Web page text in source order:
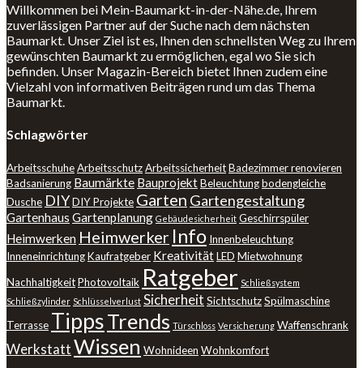
Willkommen bei Mein-Baumarkt-in-der-Nähe.de, Ihrem
zuverlässigen Partner auf der Suche nach dem nächsten
Baumarkt. Unser Ziel ist es, Ihnen den schnellsten Weg zu Ihrem
gewünschten Baumarkt zu ermöglichen, egal wo Sie sich
befinden. Unser Magazin-Bereich bietet Ihnen zudem eine
Vielzahl von informativen Beiträgen rund um das Thema
Baumarkt.
Schlagwörter
ArbeitsschuheArbeitsschutzArbeitssicherheitBadezimmer renovieren
Badsanierung Baumärkte BauprojektBeleuchtungbodengleiche
Dusche DIYDIY Projekte Garten Gartengestaltung
Gartenhaus Gartenplanung Gebäudesicherheit Geschirrspüler
Heimwerken Heimwerker Info Innenbeleuchtung
InneneinrichtungKaufratgeber KreativitätLED Mietwohnung
NachhaltigkeitPhotovoltaik Ratgeber Schließsystem
Schließzylinder Schlüsselverlust Sicherheit SichtschutzSpülmaschine
Terrasse TippsTrends Türschloss Versicherung Waffenschrank
WerkstattWissen Wohnideen Wohnkomfort